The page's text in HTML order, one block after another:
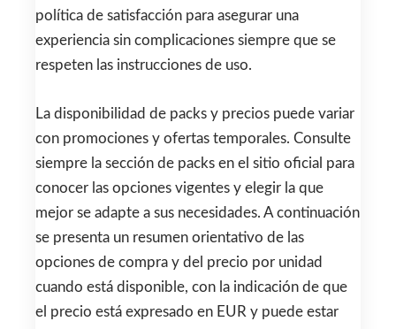
política de satisfacción para asegurar una
experiencia sin complicaciones siempre que se
respeten las instrucciones de uso.
La disponibilidad de packs y precios puede variar
con promociones y ofertas temporales. Consulte
siempre la sección de packs en el sitio oficial para
conocer las opciones vigentes y elegir la que
mejor se adapte a sus necesidades. A continuación
se presenta un resumen orientativo de las
opciones de compra y del precio por unidad
cuando está disponible, con la indicación de que
el precio está expresado en EUR y puede estar